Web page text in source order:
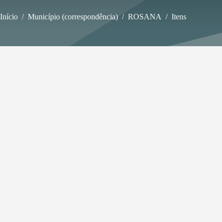
Início / Município (correspondência) / ROSANA / Itens